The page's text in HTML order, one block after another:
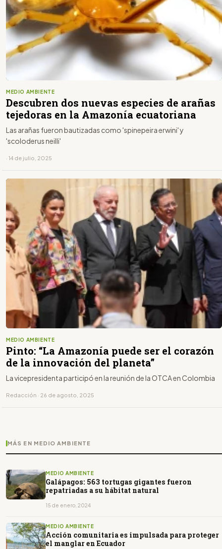
MEDIO AMBIENTE
Descubren dos nuevas especies de arañas
tejedoras en la Amazonía ecuatoriana
Las arañas fueron bautizadas como 'spinepeira erwini' y
'scoloderus neilli'
· 14 de julio, 2025
MEDIO AMBIENTE
Pinto: “La Amazonía puede ser el corazón
de la innovación del planeta”
La vicepresidenta participó en la reunión de la OTCA en Colombia
Redacción · 26 de agosto, 2025
MÁS EN MEDIO AMBIENTE
MEDIO AMBIENTE
Galápagos: 563 tortugas gigantes fueron
repatriadas a su hábitat natural
15 de enero, 2024
MEDIO AMBIENTE
Acción comunitaria es impulsada para proteger
el manglar en Ecuador